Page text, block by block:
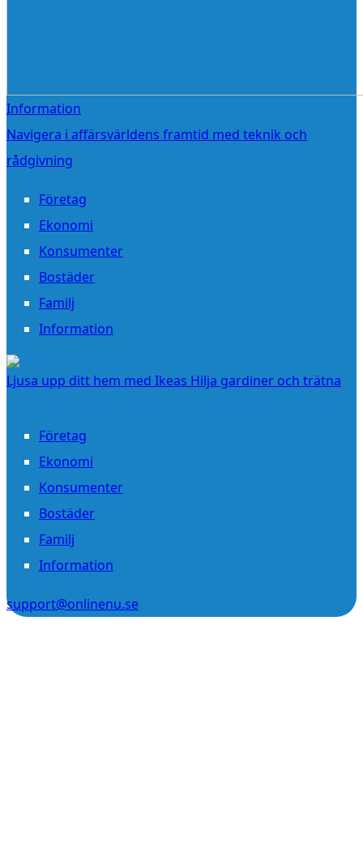
Information
Navigera i affärsvärldens framtid med teknik och
rådgivning
Företag
Ekonomi
Konsumenter
Bostäder
Familj
Information
Ljusa upp ditt hem med Ikeas Hilja gardiner och trätna
Företag
Ekonomi
Konsumenter
Bostäder
Familj
Information
support@onlinenu.se